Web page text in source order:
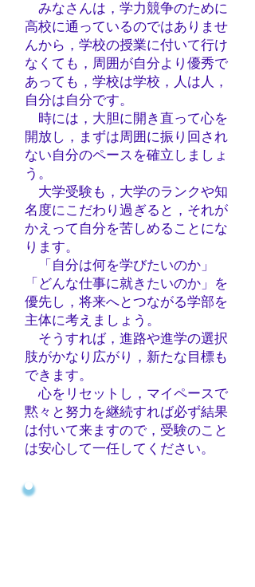
みなさんは，学力競争のために
高校に通っているのではありませ
んから，学校の授業に付いて行け
なくても，周囲が自分より優秀で
あっても，学校は学校， 人は人，
自分は自分です。
時には，大胆に開き直って心を
開放し，まずは周囲に振り回され
ない自分のペースを確立しましょ
う。
大学受験も，大学のランクや知
名度にこだわり過ぎると，それが
かえって自分を苦しめることにな
ります。
「自分は何を学びたいのか」
「どんな仕事に就きたいのか」を
優先し，将来へとつながる学部を
主体に考えましょう。
そうすれば，進路や進学の選択
肢がかなり広がり，新たな目標も
できます。
心をリセットし，マイペースで
黙々と努力を継続すれば必ず結果
は付いて来ますので，受験のこと
は安心して一任してください。
高校生は，学校の課外等の